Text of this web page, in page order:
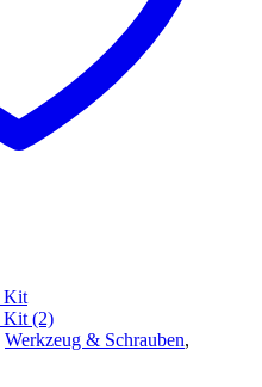
Werkzeug & Schrauben,